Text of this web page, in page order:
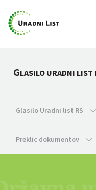
GLASILO URADNI LIST
Glasilo Uradni list RS
Preklic dokumentov